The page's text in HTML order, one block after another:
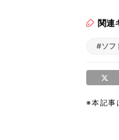
関連
#ソフ
※本記事